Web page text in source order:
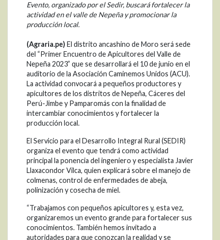
Evento, organizado por el Sedir, buscará fortalecer la
actividad en el valle de Nepeña y promocionar la
producción local.
(Agraria.pe) El distrito ancashino de Moro será sede
del “Primer Encuentro de Apicultores del Valle de
Nepeña 2023” que se desarrollará el 10 de junio en el
auditorio de la Asociación Caminemos Unidos (ACU).
La actividad convocará a pequeños productores y
apicultores de los distritos de Nepeña, Cáceres del
Perú-Jimbe y Pamparomás con la finalidad de
intercambiar conocimientos y fortalecer la
producción local.
El Servicio para el Desarrollo Integral Rural (SEDIR)
organiza el evento que tendrá como actividad
principal la ponencia del ingeniero y especialista Javier
Llaxacondor Vilca, quien explicará sobre el manejo de
colmenas, control de enfermedades de abeja,
polinización y cosecha de miel.
“Trabajamos con pequeños apicultores y, esta vez,
organizaremos un evento grande para fortalecer sus
conocimientos. También hemos invitado a
autoridades para que conozcan la realidad y se